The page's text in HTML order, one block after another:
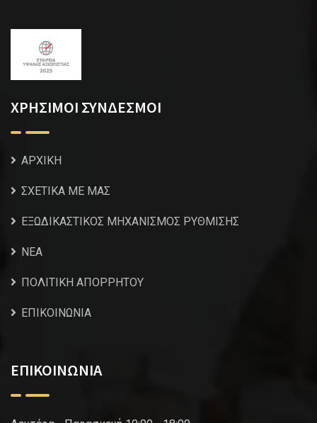
ΧΡΗΣΙΜΟΙ ΣΥΝΔΕΣΜΟΙ
ΑΡΧΙΚΗ
ΣΧΕΤΙΚΑ ΜΕ ΜΑΣ
ΕΞΩΔΙΚΑΣΤΙΚΟΣ ΜΗΧΑΝΙΣΜΟΣ ΡΥΘΜΙΣΗΣ
NEA
ΠΟΛΙΤΙΚΗ ΑΠΟΡΡΗΤΟΥ
ΕΠΙΚΟΙΝΩΝΙΑ
ΕΠΙΚΟΙΝΩΝΙΑ